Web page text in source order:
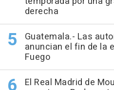
derecha
Guatemala.- Las
anuncian el fin de la
Fuego
El Real Madrid de